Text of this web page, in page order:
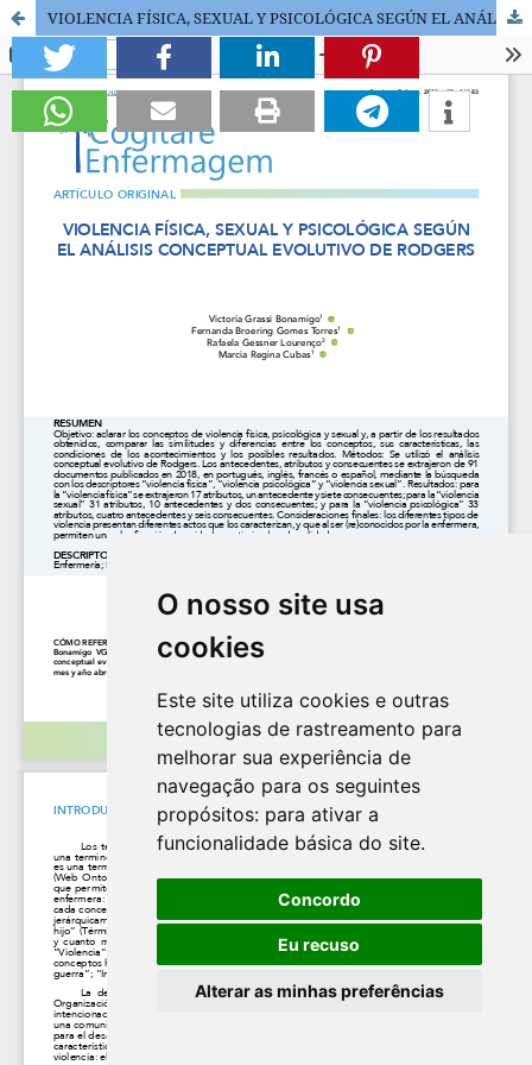
O nosso site usa
cookies
Este site utiliza cookies e outras
tecnologias de rastreamento para
melhorar sua experiência de
navegação para os seguintes
propósitos: para ativar a
funcionalidade básica do site.
Concordo
Eu recuso
Alterar as minhas preferências
VIOLENCIA FÍSICA, SEXUAL Y PSICOLÓGICA SEGÚN EL ANÁLISIS CONCEPTUAL EVOLUTIVO DE RODGERS